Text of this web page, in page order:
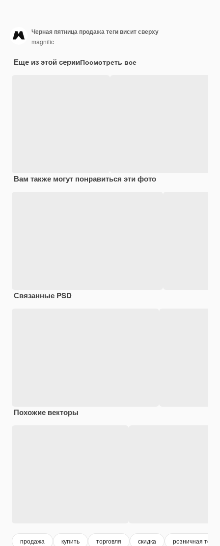
Черная пятница продажа теги висит сверху
magnific
Еще из этой серииПосмотреть все
Вам также могут понравиться эти фото
Связанные PSD
Похожие векторы
продажа купить торговля скидка розничная